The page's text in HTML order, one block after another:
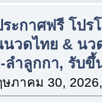
ระกาศฟรี โป
นวดไทย & น
ลำลูกกา, รับขึ้
ภาคม 30,